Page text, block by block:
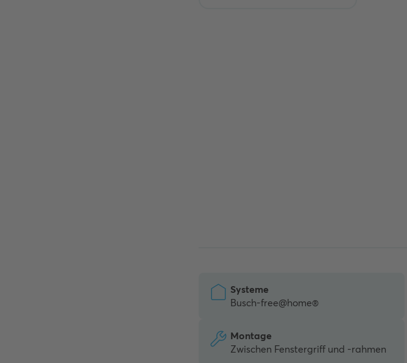
Systeme
Busch-free@home®
Montage
Zwischen Fenstergriff und -rahmen